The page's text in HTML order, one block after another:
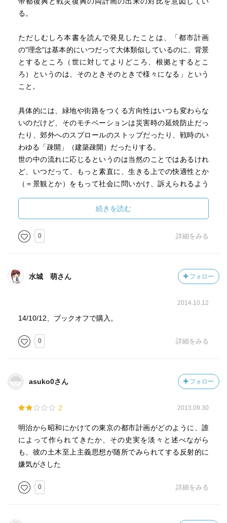
る。
ただしむしろ本書を読んで発見したことは、「都市計画
の"理念"は基本的にいつだって大体類似しているのに、背景
とするところ（世に対してよりどころ、根拠とするとこ
ろ）というのは、そのときそのときで様々になる」という
こと。
具体的には、緑地や街路をつくる方向性はいつも変わらな
いのだけど、そのモチベーションは災害時の延焼防止だっ
たり、郊外へのスプロールのストップだったり、戦時のい
わゆる「疎開」（建築疎開）だったりする。
世の中の流れに応じるというのは当然のことではあるけれ
ど、いつだって、もっと素直に、生きる上での快適性とか
（＝景観とか）をもって社会に問いかけ、訴えられるよう
蛇足だが、第1章、帝都復興事業に係る記述の佳境で、東京
市長・永田秀次郎が市民に対して訴えた「区画整理につい
て市民諸君に次ぐ」という演説が極上。心打たれたのでエ
てくれたのはファインプレー！）
「我々市民自身がなさなければならぬ事業。決して他人の
「何としてもこの際、災い転じて福となし、再びこの災厄
た我々の当然の責任。後世子孫に対する我々の当然の義
の機会を外しては到底行われない相談」
「我々東京市民は今や全世界のひのき舞台に立って復興の
劇を演じている。我々の一挙一動は実にわが日本国民の名
続きを読む
0 詳細をみる
水城 萌さん フォロー
2014.10.12
14/10/12、ブックオフで購入。
0 詳細をみる
asuko0さん フォロー
2 2013.09.30
明治から昭和にかけての東京の都市計画がどのように、誰
によって作られてきたか、その史実を淡々と述べながら
も、彼の土木至上主義思想が随所でみられてする反射的に
嫌気がさした
0 詳細をみる